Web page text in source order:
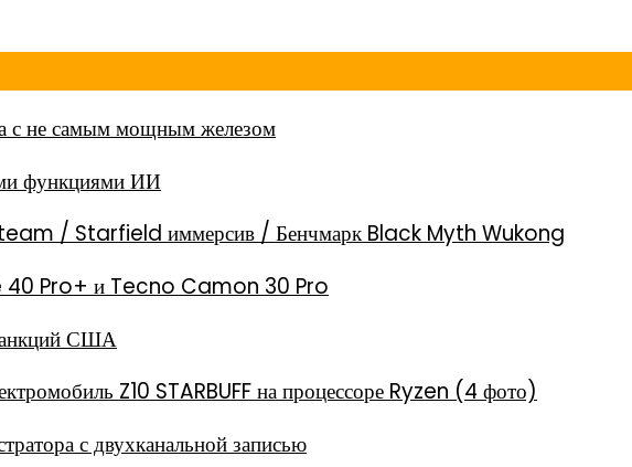
не самым мощным железом
функциями ИИ
/ Starfield иммерсив / Бенчмарк Black Myth Wukong
40 Pro+ и Tecno Camon 30 Pro
США
Z10 STARBUFF на процессоре Ryzen (4 фото)
с двухканальной записью